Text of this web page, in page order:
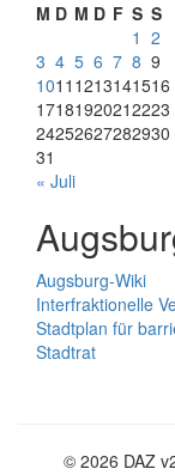
M D M D F S S
1 2
3 4 5 6 7 8 9
1011 1213141516
17181920212223
24252627282930
31
« Juli
Augsburg-Wiki
Interfraktionelle
Stadtplan für
Stadtrat
© 2026 DAZ